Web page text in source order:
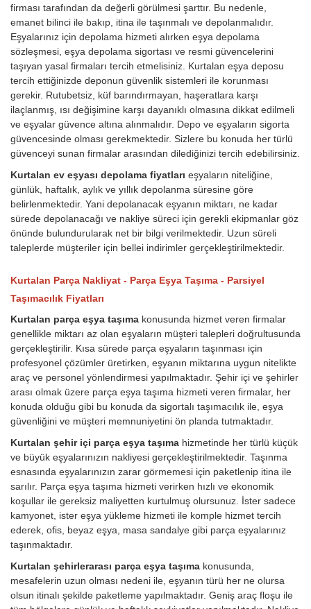
firması tarafından da değerli görülmesi şarttır. Bu nedenle,
emanet bilinci ile bakıp, itina ile taşınmalı ve depolanmalıdır.
Eşyalarınız için depolama hizmeti alırken eşya depolama
sözleşmesi, eşya depolama sigortası ve resmi güvencelerini
taşıyan yasal firmaları tercih etmelisiniz. Kurtalan eşya deposu
tercih ettiğinizde deponun güvenlik sistemleri ile korunması
gerekir. Rutubetsiz, küf barındırmayan, haşeratlara karşı
ilaçlanmış, ısı değişimine karşı dayanıklı olmasına dikkat edilmeli
ve eşyalar güvence altına alınmalıdır. Depo ve eşyaların sigorta
güvencesinde olması gerekmektedir. Sizlere bu konuda her türlü
güvenceyi sunan firmalar arasından dilediğinizi tercih edebilirsiniz.
Kurtalan ev eşyası depolama fiyatları eşyaların niteliğine,
günlük, haftalık, aylık ve yıllık depolanma süresine göre
belirlenmektedir. Yani depolanacak eşyanın miktarı, ne kadar
sürede depolanacağı ve nakliye süreci için gerekli ekipmanlar göz
önünde bulundurularak net bir bilgi verilmektedir. Uzun süreli
taleplerde müşteriler için bellei indirimler gerçekleştirilmektedir.
Kurtalan Parça Nakliyat - Parça Eşya Taşıma - Parsiyel
Taşımacılık Fiyatları
Kurtalan parça eşya taşıma konusunda hizmet veren firmalar
genellikle miktarı az olan eşyaların müşteri talepleri doğrultusunda
gerçekleştirilir. Kısa sürede parça eşyaların taşınması için
profesyonel çözümler üretirken, eşyanın miktarına uygun nitelikte
araç ve personel yönlendirmesi yapılmaktadır. Şehir içi ve şehirler
arası olmak üzere parça eşya taşıma hizmeti veren firmalar, her
konuda olduğu gibi bu konuda da sigortalı taşımacılık ile, eşya
güvenliğini ve müşteri memnuniyetini ön planda tutmaktadır.
Kurtalan şehir içi parça eşya taşıma hizmetinde her türlü küçük
ve büyük eşyalarınızın nakliyesi gerçekleştirilmektedir. Taşınma
esnasında eşyalarınızın zarar görmemesi için paketlenip itina ile
sarılır. Parça eşya taşıma hizmeti verirken hızlı ve ekonomik
koşullar ile gereksiz maliyetten kurtulmuş olursunuz. İster sadece
kamyonet, ister eşya yükleme hizmeti ile komple hizmet tercih
ederek, ofis, beyaz eşya, masa sandalye gibi parça eşyalarınız
taşınmaktadır.
Kurtalan şehirlerarası parça eşya taşıma konusunda,
mesafelerin uzun olması nedeni ile, eşyanın türü her ne olursa
olsun itinalı şekilde paketleme yapılmaktadır. Geniş araç floşu ile